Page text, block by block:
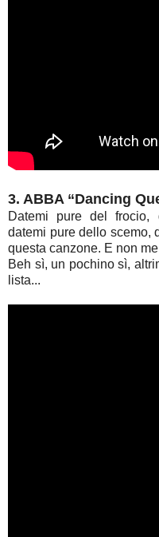
3. ABBA “Dancing
Datemi pure del frocio,
datemi pure dello scemo,
questa canzone. E non
Beh sì, un pochino sì,
lista...